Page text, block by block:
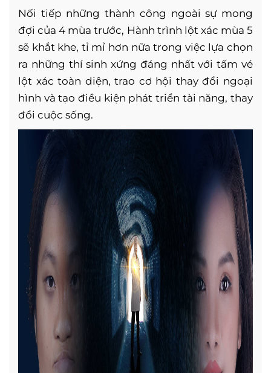
Nối tiếp những thành công ngoài sự mong
đợi của 4 mùa trước, Hành trình lột xác mùa 5
sẽ khắt khe, tỉ mỉ hơn nữa trong việc lựa chọn
ra những thí sinh xứng đáng nhất với tấm vé
lột xác toàn diện, trao cơ hội thay đổi ngoại
hình và tạo điều kiện phát triển tài năng, thay
đổi cuộc sống.